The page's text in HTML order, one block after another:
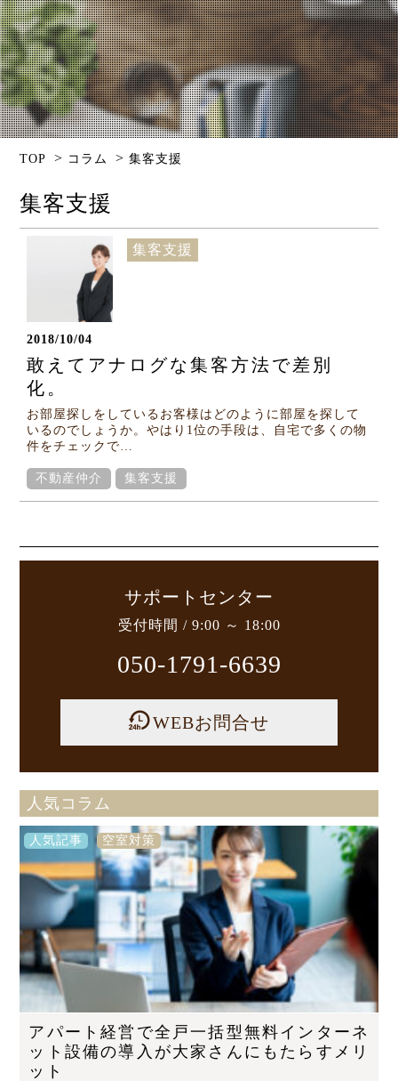
Column
コラム
TOP > コラム >集客支援
集客支援
集客支援
2018/10/04
敢えてアナログな集客方法で差別
化。
お部屋探しをしているお客様はどのように部屋を探して
いるのでしょうか。やはり1位の手段は、自宅で多くの物
件をチェックで…
不動産仲介 集客支援
サポートセンター
受付時間 / 9:00 ～ 18:00
050-1791-6639
WEBお問合せ
人気コラム
人気記事 空室対策
アパート経営で全戸一括型無料インターネ
ット設備の導入が大家さんにもたらすメリ
ット